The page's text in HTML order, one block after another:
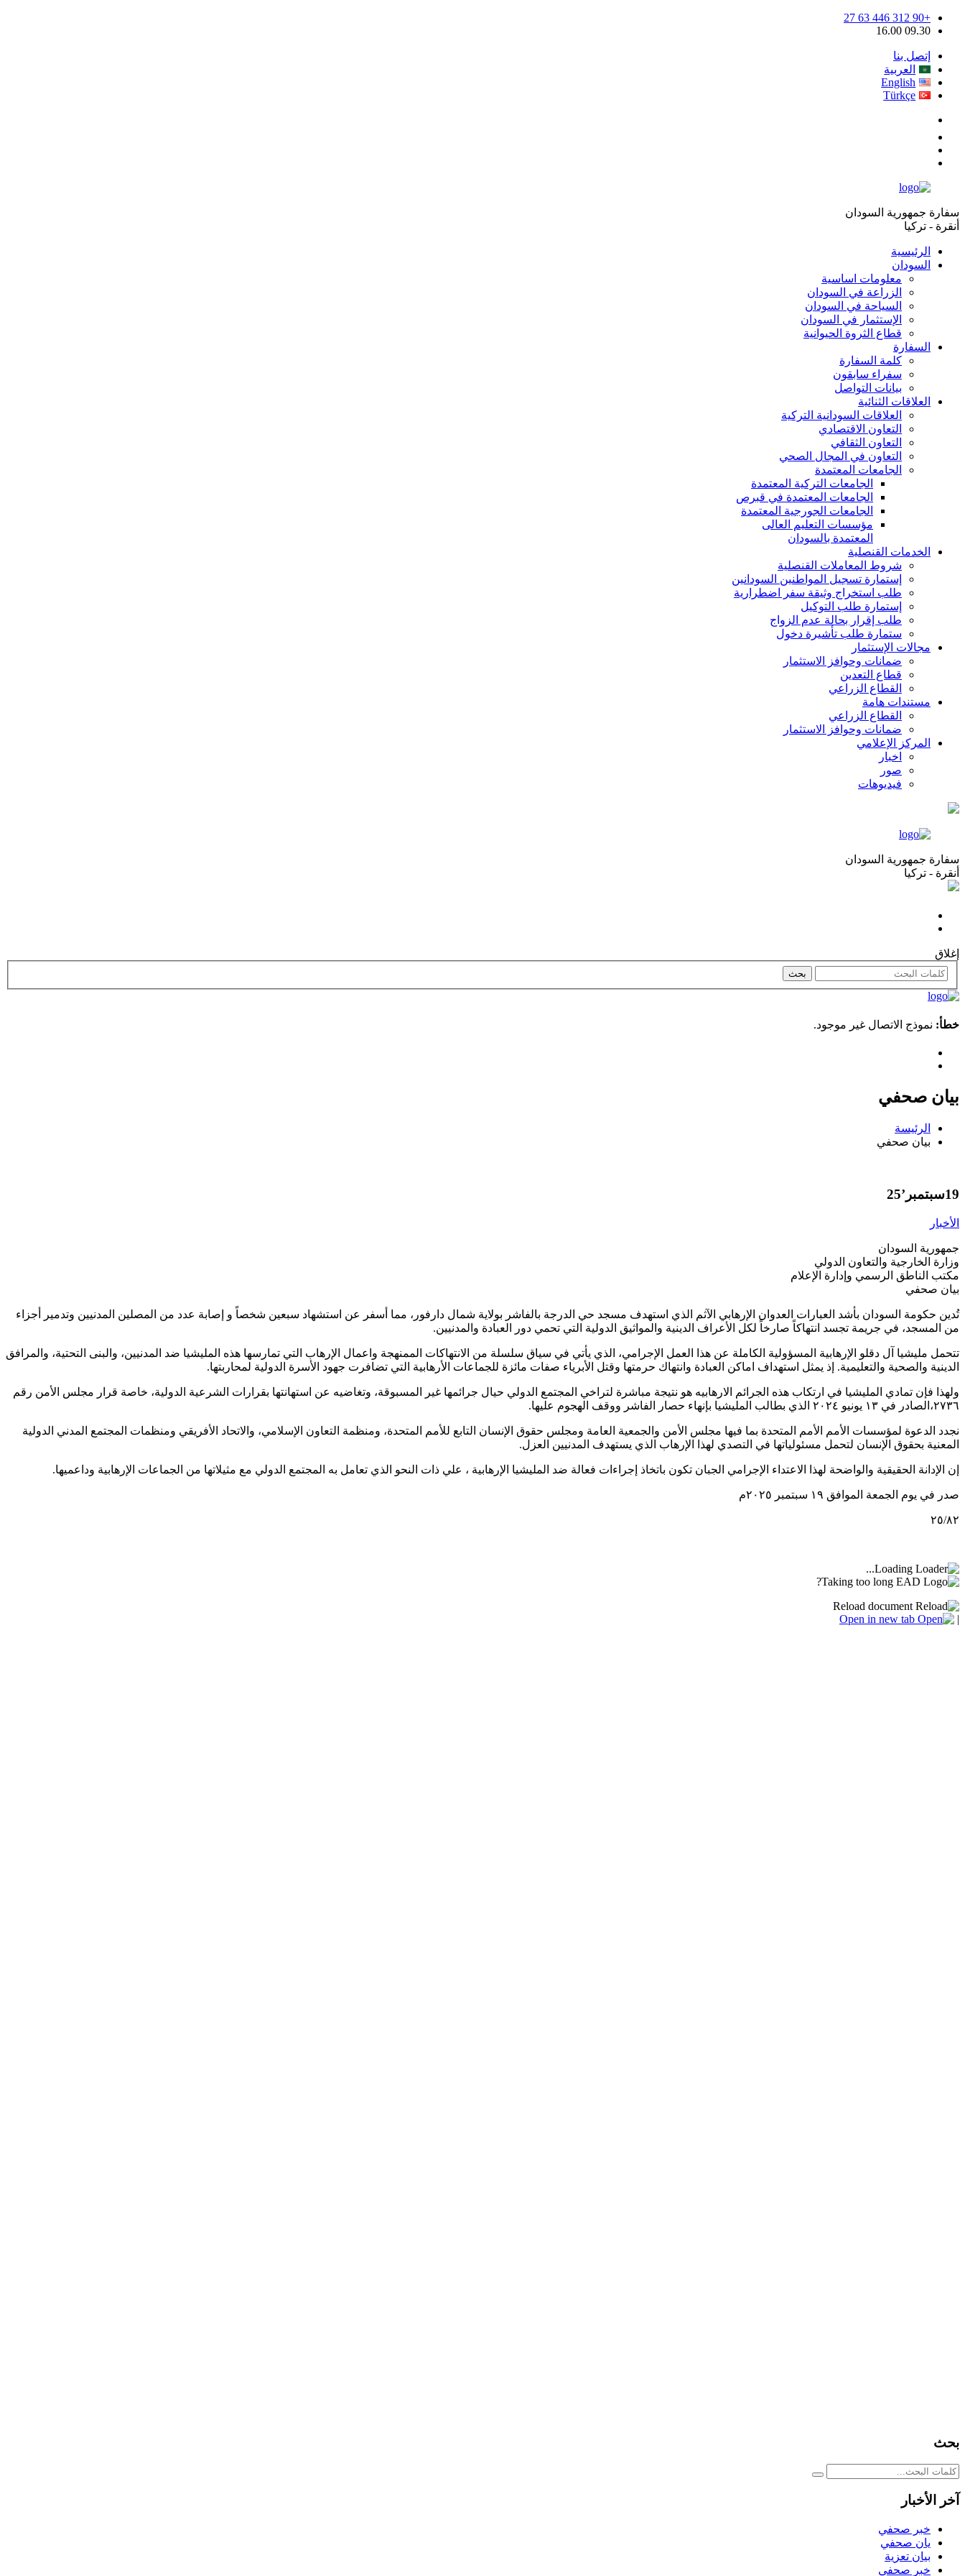
+90 312 446 63 27
09.30 16.00
إتصل بنا
العربية
English
Türkçe
سفارة جمهورية السودان
أنقرة - تركيا
الرئيسية
السودان
معلومات اساسية
الزراعة في السودان
السياحة في السودان
الإستثمار في السودان
قطاع الثروة الحيوانية
السفارة
كلمة السفارة
سفراء سابقون
بيانات التواصل
العلاقات الثنائية
العلاقات السودانية التركية
التعاون الاقتصادي
التعاون الثقافي
التعاون في المجال الصحي
الجامعات المعتمدة
الجامعات التركية المعتمدة
الجامعات المعتمدة في قبرص
الجامعات الجورجية المعتمدة
مؤسسات التعليم العالى
المعتمدة بالسودان
الخدمات القنصلية
شروط المعاملات القنصلية
إستمارة تسجيل المواطنين السودانين
طلب استخراج وثيقة سفر اضطرارية
إستمارة طلب التوكيل
طلب إقرار بحالة عدم الزواج
ستمارة طلب تأشيرة دخول
مجالات الإستثمار
ضمانات وحوافز الاستثمار
قطاع التعدين
القطاع الزراعي
مستندات هامة
القطاع الزراعي
ضمانات وحوافز الاستثمار
المركز الإعلامي
اخبار
صور
فيديوهات
سفارة جمهورية السودان
أنقرة - تركيا
إغلاق
خطأ: نموذج الاتصال غير موجود.
بيان صحفي
الرئيسة
بيان صحفي
19سبتمبر’25
الأخبار
جمهورية السودان
وزارة الخارجية والتعاون الدولي
مكتب الناطق الرسمي وإدارة الإعلام
بيان صحفي
تُدين حكومة السودان بأشد العبارات العدوان الإرهابي الآثم الذي استهدف مسجد حي الدرجة بالفاشر بولاية شمال دارفور، مما أسفر عن استشهاد سبعين شخصاً و إصابة عدد من المصلين المدنيين وتدمير أجزاء
من المسجد، في جريمة تجسد انتهاكاً صارخاً لكل الأعراف الدينية والمواثيق الدولية التي تحمي دور العبادة والمدنيين.
تتحمل مليشيا آل دقلو الإرهابية المسؤولية الكاملة عن هذا العمل الإجرامي، الذي يأتي في سياق سلسلة من الانتهاكات الممنهجة واعمال الإرهاب التي تمارسها هذه المليشيا ضد المدنيين، والبنى التحتية، والمرافق
الدينية والصحية والتعليمية. إذ يمثل استهداف اماكن العبادة وانتهاك حرمتها وقتل الأبرياء صفات مائزة للجماعات الأرهابية التي تضافرت جهود الأسرة الدولية لمحاربتها.
ولهذا فإن تمادي المليشيا في ارتكاب هذه الجرائم الارهابيه هو نتيجة مباشرة لتراخي المجتمع الدولي حيال جرائمها غير المسبوقة، وتغاضيه عن استهانتها بقرارات الشرعية الدولية، خاصة قرار مجلس الأمن رقم
٢٧٣٦،الصادر في ١٣ يونيو ٢٠٢٤ الذي بطالب المليشيا بإنهاء حصار الفاشر ووقف الهجوم عليها.
نجدد الدعوة لمؤسسات الأمم الأمم المتحدة بما فيها مجلس الأمن والجمعية العامة ومجلس حقوق الإنسان التابع للأمم المتحدة، ومنظمة التعاون الإسلامي، والاتحاد الأفريقي ومنظمات المجتمع المدني الدولية
المعنية بحقوق الإنسان لتحمل مسئولياتها في التصدي لهذا الإرهاب الذي يستهدف المدنيين العزل.
إن الإدانة الحقيقية والواضحة لهذا الاعتداء الإجرامي الجبان تكون باتخاذ إجراءات فعالة ضد المليشيا الإرهابية ، علي ذات النحو الذي تعامل به المجتمع الدولي مع مثيلاتها من الجماعات الإرهابية وداعميها.
صدر في يوم الجمعة الموافق ١٩ سبتمبر ٢٠٢٥م
٢٥/٨٢
Loading...
Taking too long?
|
بحث
آخر الأخبار
خبر صحفي
يان صحفي
بيان تعزية
خبر صحفي